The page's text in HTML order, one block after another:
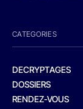
CATEGORIES
DECRYPTAGES
DOSSIERS
RENDEZ-VOUS